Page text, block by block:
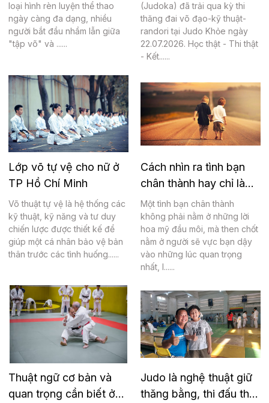
loại hình rèn luyện thể thao
ngày càng đa dạng, nhiều
người bắt đầu nhầm lẫn giữa
"tập võ" và ......
(Judoka) đã trải qua kỳ thi
thăng đai võ đạo-kỹ thuật-
randori tại Judo Khỏe ngày
22.07.2026. Học thật - Thi thật
- Kết......
Lớp võ tự vệ cho nữ ở
TP Hồ Chí Minh
Võ thuật tự vệ là hệ thống các
kỹ thuật, kỹ năng và tư duy
chiến lược được thiết kế để
giúp một cá nhân bảo vệ bản
thân trước các tình huống......
Cách nhìn ra tình bạn
chân thành hay chỉ là
giả dối
Một tình bạn chân thành
không phải nằm ở những lời
hoa mỹ đầu môi, mà then chốt
nằm ở người sẽ vực bạn dậy
vào những lúc quan trọng
nhất, l......
Thuật ngữ cơ bản và
quan trọng cần biết ở
Judo là nghệ thuật giữ
thăng bằng, thi đấu thể